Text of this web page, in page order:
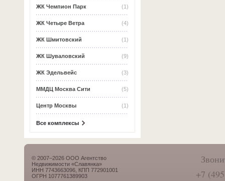
(1)
ЖК Чемпион Парк
(4)
ЖК Четыре Ветра
(1)
ЖК Шмитовский
(9)
ЖК Шуваловский
(3)
ЖК Эдельвейс
(5)
ММДЦ Москва Сити
(1)
Центр Москвы
Все комплексы
© 2007–2026 ООО Агентство
Недвижимости «Славянка»
ИНН 7743663096, КПП 772901001
ОГРН 1077761389903
+7